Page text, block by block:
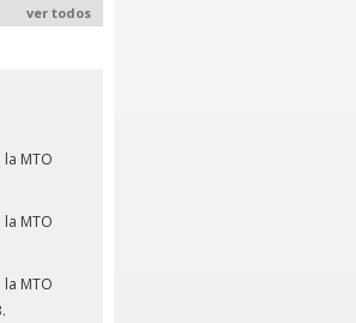
ver todos
MTO
MTO
MTO